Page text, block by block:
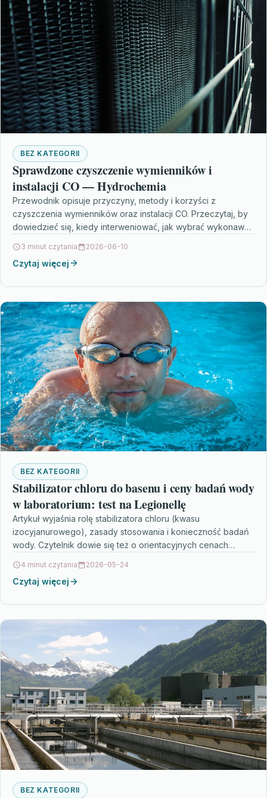
BEZ KATEGORII
Sprawdzone czyszczenie wymienników i
instalacji CO — Hydrochemia
Przewodnik opisuje przyczyny, metody i korzyści z
czyszczenia wymienników oraz instalacji CO. Przeczytaj, by
dowiedzieć się, kiedy interweniować, jak wybrać wykonawcę
3 minut czytania 2026-06-10
Czytaj więcej
BEZ KATEGORII
Stabilizator chloru do basenu i ceny badań wody
w laboratorium: test na Legionellę
Artykuł wyjaśnia rolę stabilizatora chloru (kwasu
izocyjanurowego), zasady stosowania i konieczność badań
wody. Czytelnik dowie się też o orientacyjnych cenach
4 minut czytania 2026-05-24
Czytaj więcej
BEZ KATEGORII